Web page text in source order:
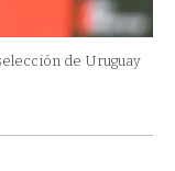
de Uruguay